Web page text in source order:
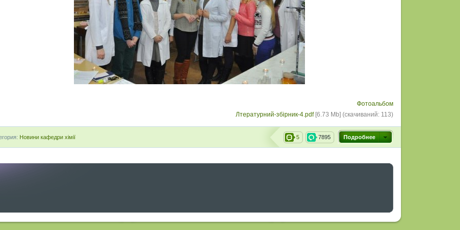
Фотоальбом
Лтературний-збiрник-4.pdf[6.73 Mb] (cкачиваний: 113)
Подробнее
7895
5
Новини кафедри хімії